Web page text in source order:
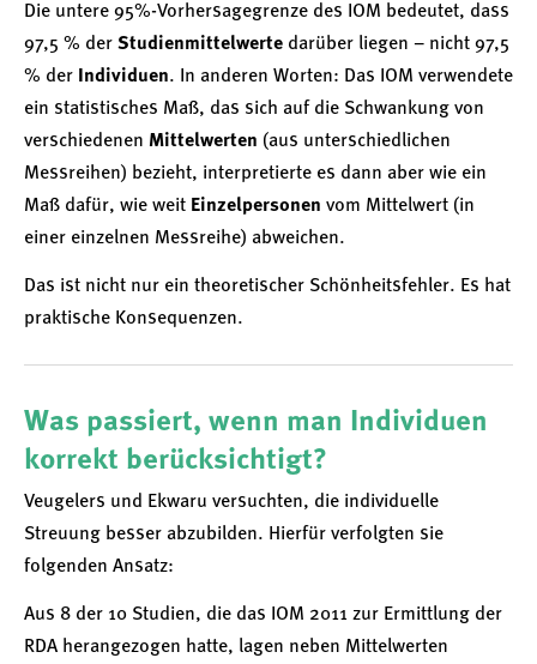
Die untere 95%-Vorhersagegrenze des IOM bedeutet, dass
97,5 % der Studienmittelwerte darüber liegen – nicht 97,5
% der
Individuen. In anderen Worten: Das IOM verwendete
ein statistisches Maß, das sich auf die Schwankung von
verschiedenen Mittelwerten (aus unterschiedlichen
Messreihen) bezieht, interpretierte es dann aber wie ein
Maß dafür, wie weit Einzelpersonen vom Mittelwert (in
einer einzelnen Messreihe) abweichen.
Das ist nicht nur ein theoretischer Schönheitsfehler. Es hat
praktische Konsequenzen.
Was passiert, wenn man Individuen
korrekt berücksichtigt?
Veugelers und Ekwaru versuchten, die individuelle
Streuung besser abzubilden. Hierfür verfolgten sie
folgenden Ansatz:
Aus 8 der 10 Studien, die das IOM 2011 zur Ermittlung der
RDA herangezogen hatte, lagen neben Mittelwerten